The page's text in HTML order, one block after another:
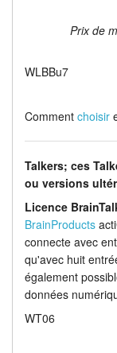
Prix de
WLBBu7
Comment choisir
Talkers; ces
ou versions
Licence
BrainProducts
connecte avec
qu'avec huit
également
données
WT06